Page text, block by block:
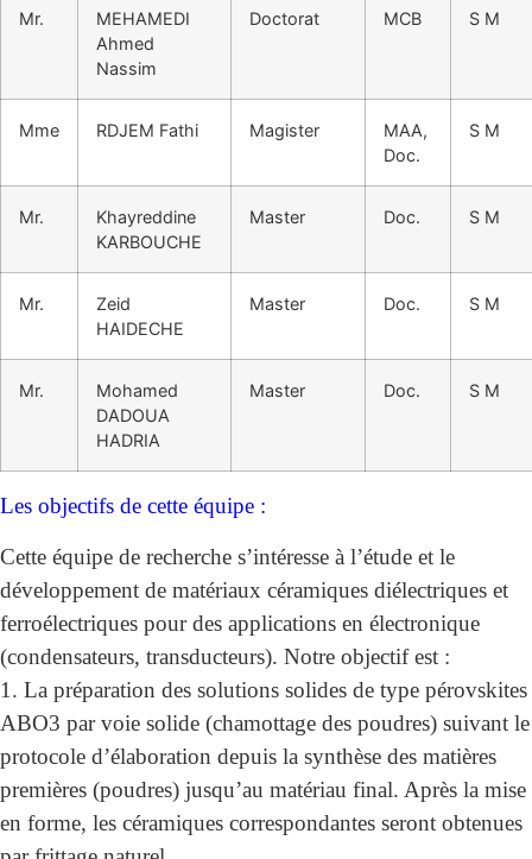
Mr.
MEHAMEDI
Ahmed
Nassim
Doctorat MCB S M
Mme RDJEM Fathi Magister
MAA,
Doc.
S M
Mr.
Khayreddine
KARBOUCHE
Master Doc. S M
Mr.
Zeid
HAIDECHE
Master Doc. S M
Mr.
Mohamed
DADOUA
HADRIA
Master Doc. S M
Les objectifs de cette équipe :
Cette équipe de recherche s’intéresse à l’étude et le
développement de matériaux céramiques diélectriques et
ferroélectriques pour des applications en électronique
(condensateurs, transducteurs). Notre objectif est :
1. La préparation des solutions solides de type pérovskites
ABO3 par voie solide (chamottage des poudres) suivant le
protocole d’élaboration depuis la synthèse des matières
premières (poudres) jusqu’au matériau final. Après la mise
en forme, les céramiques correspondantes seront obtenues